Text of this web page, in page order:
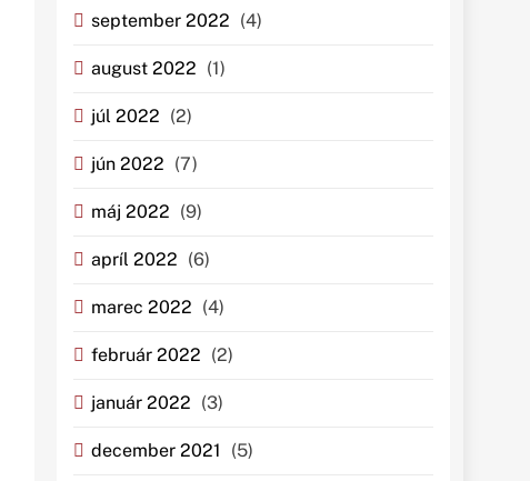
september 2022 (4)
august 2022 (1)
júl 2022 (2)
jún 2022 (7)
máj 2022 (9)
apríl 2022 (6)
marec 2022 (4)
február 2022 (2)
január 2022 (3)
december 2021 (5)